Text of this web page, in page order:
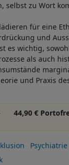
selbst zu Wort
für eine
und
es wichtig,
als auch
und Praxis
44,90 €
Psychiatrie